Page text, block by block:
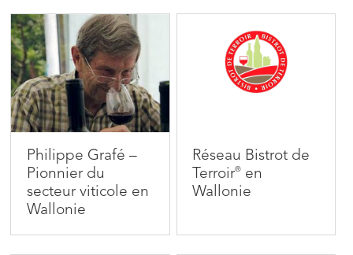
Philippe Grafé –
Pionnier du
secteur viticole en
Wallonie
Réseau Bistrot de
Terroir®
en
Wallonie